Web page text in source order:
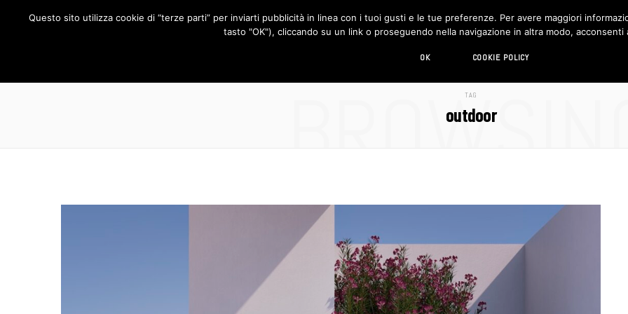
RUBRICHE DESIGN LIVING HI-TECH CHI SIAMO
TAG
outdoor
BROWSING
Questo sito utilizza cookie di “terze parti” per inviarti pubblicità in linea con i tuoi gusti e le tue preferenze. Per avere maggiori
tasto "OK"), cliccando su un link o proseguendo nella navigazione in altra modo, acconsenti
OK COOKIE POLICY